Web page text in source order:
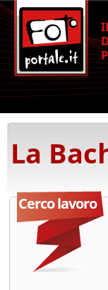
La
Cerco lavoro